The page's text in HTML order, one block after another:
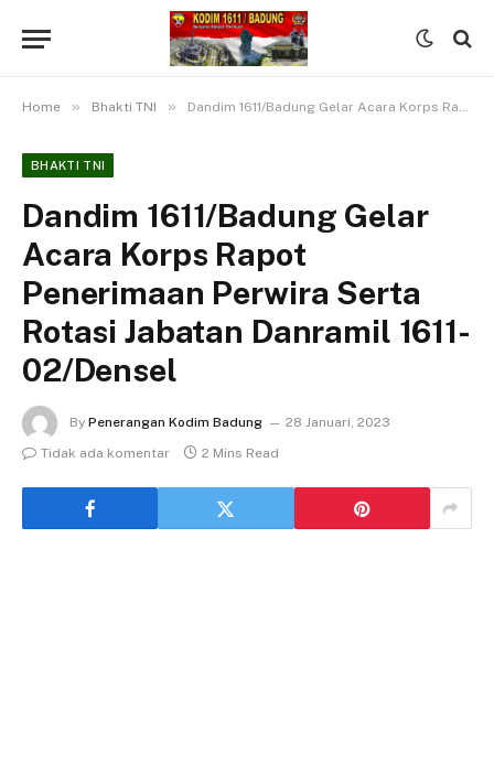
Home » Bhakti TNI » Dandim 1611/Badung Gelar Acara Korps Rapot Penerimaan Perwira Serta Rotasi Jabatan Danramil 1611-02/Densel
BHAKTI TNI
Dandim 1611/Badung Gelar
Acara Korps Rapot
Penerimaan Perwira Serta
Rotasi Jabatan Danramil 1611-
02/Densel
By Penerangan Kodim Badung
28 Januari, 2023
Tidak ada komentar
2 Mins Read